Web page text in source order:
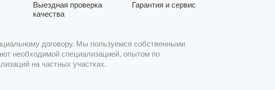
Выездная проверка
качества
Гарантия и сервис
договору. Мы пользуемся собственными
необходимой специализацией, опытом по
на частных участках.